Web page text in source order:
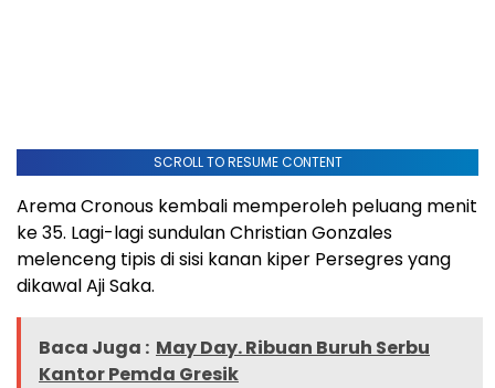
SCROLL TO RESUME CONTENT
Arema Cronous kembali memperoleh peluang menit
ke 35. Lagi-lagi sundulan Christian Gonzales
melenceng tipis di sisi kanan kiper Persegres yang
dikawal Aji Saka.
Baca Juga : May Day. Ribuan Buruh Serbu
Kantor Pemda Gresik